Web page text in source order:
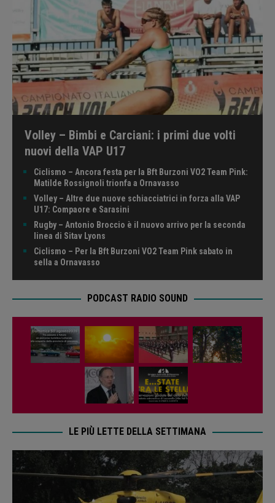
Volley – Bimbi e Carciani: i primi due volti
nuovi della VAP U17
Ciclismo – Ancora festa per la Bft Burzoni VO2 Team Pink:
Matilde Rossignoli trionfa a Ornavasso
Volley – Altre due nuove schiacciatrici in forza alla VAP
U17: Compaore e Sarasini
Rugby – Antonio Broccio è il nuovo arrivo per la seconda
linea di Sitav Lyons
Ciclismo – Per la Bft Burzoni VO2 Team Pink sabato in
sella a Ornavasso
PODCAST RADIO SOUND
LE PIÙ LETTE DELLA SETTIMANA